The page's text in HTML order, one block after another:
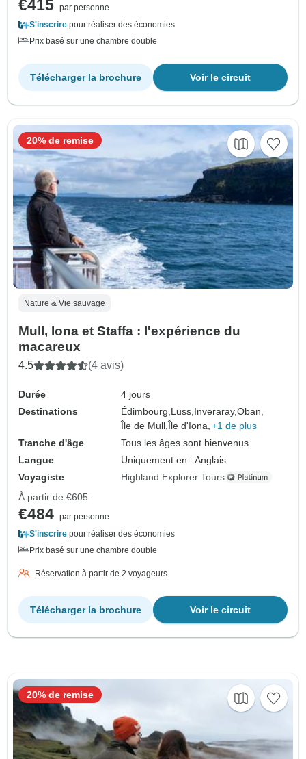
€415 par personne
S'inscrire pour réaliser des économies
Prix basé sur une chambre double
Voir le circuit
Télécharger la brochure
Nature & Vie sauvage
Mull, Iona et Staffa : l'expérience du
macareux
4.5 (4 avis)
Durée
4 jours
Destinations
Édimbourg, Luss, Inveraray,Oban,
Île de Mull, Île d'Iona, +1 de plus
Tranche d'âge
Tous les âges sont bienvenus
Langue
Uniquement en : Anglais
Voyagiste
Highland Explorer Tours
20% de remise
À partir de €605
€484 par personne
S'inscrire pour réaliser des économies
Prix basé sur une chambre double
Réservation à partir de 2 voyageurs
Voir le circuit
Télécharger la brochure
20% de remise